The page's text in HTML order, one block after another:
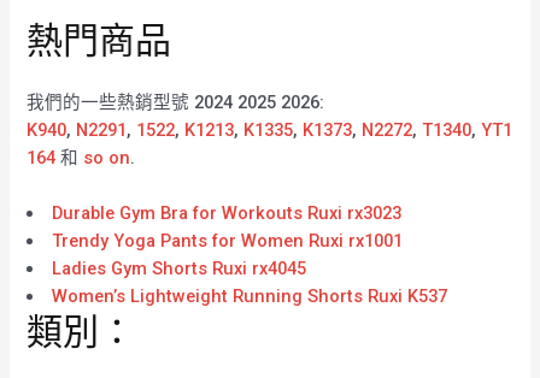
熱門商品
我們的一些熱銷型號 2024 2025 2026:
K940, N2291, 1522, K1213, K1335, K1373, N2272,T1340,YT1
164 和 so on.
Durable Gym Bra for Workouts Ruxi rx3023
Trendy Yoga Pants for Women Ruxi rx1001
Ladies Gym Shorts Ruxi rx4045
Women’s Lightweight Running Shorts Ruxi K537
類別：